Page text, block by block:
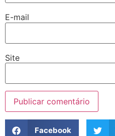
E-mail
Site
Facebook